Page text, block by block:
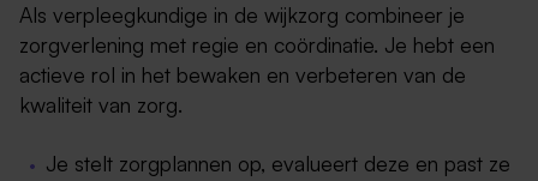
Als verpleegkundige in de wijkzorg combineer je
zorgverlening met regie en coördinatie. Je hebt een
actieve rol in het bewaken en verbeteren van de
kwaliteit van zorg.
Je stelt zorgplannen op, evalueert deze en past ze